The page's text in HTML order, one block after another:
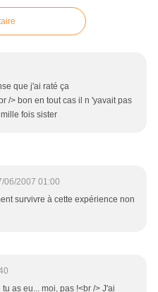
que j'ai raté ça
/> bon en tout cas il n 'yavait pas
fois sister
06/2007 01:00
survivre à cette expérience non
as eu... moi, pas !<br /> J'ai